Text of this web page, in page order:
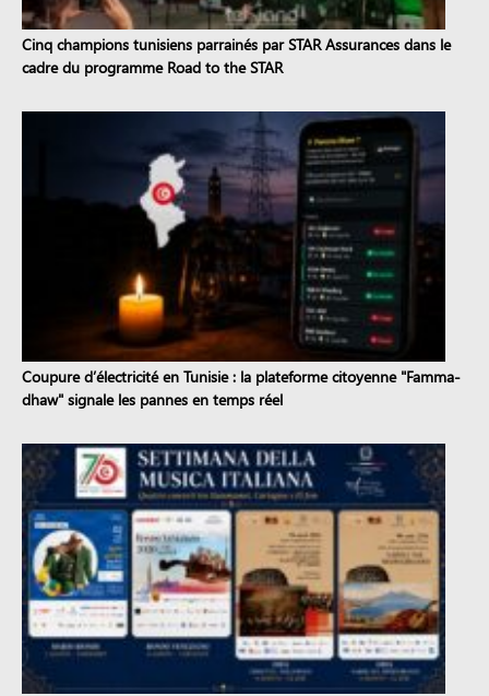
Cinq champions tunisiens parrainés par STAR Assurances dans le
cadre du programme Road to the STAR
Coupure d’électricité en Tunisie : la plateforme citoyenne "Famma-
dhaw" signale les pannes en temps réel